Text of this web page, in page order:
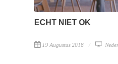
ECHT NIET OK
19 Augustus 2018